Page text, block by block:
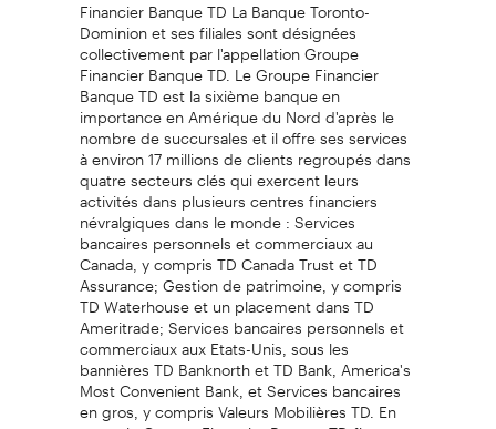
Dominion et ses filiales sont désignées
collectivement par l'appellation Groupe
Financier Banque TD. Le Groupe Financier
Banque TD est la sixième banque en
importance en Amérique du Nord d'après le
nombre de succursales et il offre ses services
à environ 17 millions de clients regroupés dans
quatre secteurs clés qui exercent leurs
activités dans plusieurs centres financiers
névralgiques dans le monde : Services
bancaires personnels et commerciaux au
Canada, y compris TD Canada Trust et TD
Assurance; Gestion de patrimoine, y compris
TD Waterhouse et un placement dans TD
Ameritrade; Services bancaires personnels et
commerciaux aux Etats-Unis, sous les
bannières TD Banknorth et TD Bank, America's
Most Convenient Bank, et Services bancaires
en gros, y compris Valeurs Mobilières TD. En